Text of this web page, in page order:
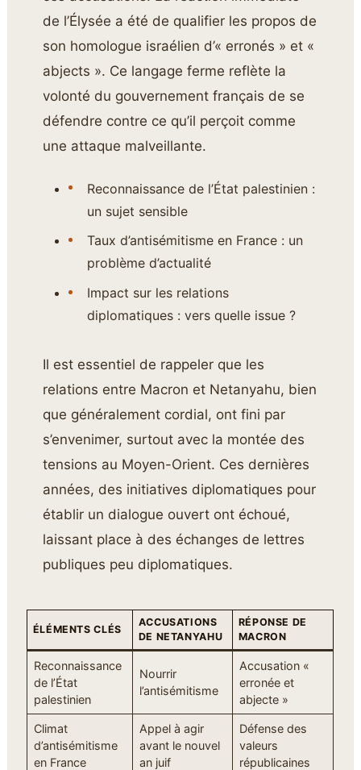
de l’Élysée a été de qualifier les propos de
son homologue israélien d’« erronés » et «
abjects ». Ce langage ferme reflète la
volonté du gouvernement français de se
défendre contre ce qu’il perçoit comme
une attaque malveillante.
Reconnaissance de l’État palestinien :
un sujet sensible
Taux d’antisémitisme en France : un
problème d’actualité
Impact sur les relations
diplomatiques : vers quelle issue ?
Il est essentiel de rappeler que les
relations entre Macron et Netanyahu, bien
que généralement cordial, ont fini par
s’envenimer, surtout avec la montée des
tensions au Moyen-Orient. Ces dernières
années, des initiatives diplomatiques pour
établir un dialogue ouvert ont échoué,
laissant place à des échanges de lettres
publiques peu diplomatiques.
ÉLÉMENTS CLÉS
ACCUSATIONS
DE NETANYAHU
RÉPONSE DE
MACRON
Reconnaissance
de l’État
palestinien
Nourrir
l’antisémitisme
Accusation «
erronée et
abjecte »
Climat
d’antisémitisme
en France
Appel à agir
avant le nouvel
an juif
Défense des
valeurs
républicaines